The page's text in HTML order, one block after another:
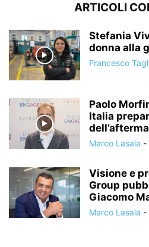
ARTICOLI
Stefania
donna alla
Francesco
Paolo
Italia
Marco Lasala -
Visione e
Group
Giacomo
Marco Lasala -